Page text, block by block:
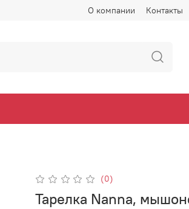
О компании Контакты
(0)
Тарелка Nanna,